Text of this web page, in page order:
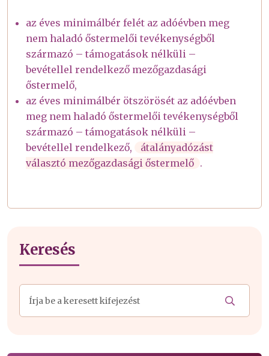
az éves minimálbér felét az adóévben meg
nem haladó őstermelői tevékenységből
származó – támogatások nélküli –
bevétellel rendelkező mezőgazdasági
őstermelő,
az éves minimálbér ötszörösét az adóévben
meg nem haladó őstermelői tevékenységből
származó – támogatások nélküli –
bevétellel rendelkező,
átalányadózást
választó mezőgazdasági őstermelő .
Keresés